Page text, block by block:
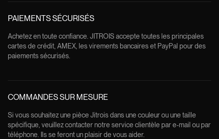
PAIEMENTS SÉCURISÉS
Achetez en toute confiance. JITROIS accepte toutes les principales
cartes de crédit, AMEX, les virements bancaires et PayPal pour des
paiements sécurisés.
COMMANDES SUR MESURE
Si vous souhaitez une pièce Jitrois dans une couleur ou une taille
spécifique, veuillez contacter notre service clientèle par e-mail ou par
téléphone. Ils se feront un plaisir de vous aider.